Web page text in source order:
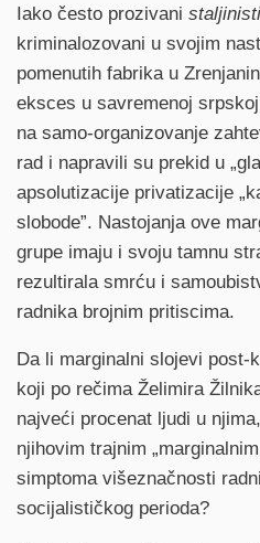
Iako često prozivani
kriminalozovani u svojim
pomenutih fabrika u
eksces u savremenoj
na samo-organizovanje
rad i napravili su prekid u
apsolutizacije privatizacije
slobode”. Nastojanja ove
grupe imaju i svoju tamnu
rezultirala smrću i
radnika brojnim pritiscima.
Da li marginalni slojevi post-
koji po rečima Želimira
najveći procenat ljudi u
njihovim trajnim
simptoma višeznačnosti
socijalističkog perioda?